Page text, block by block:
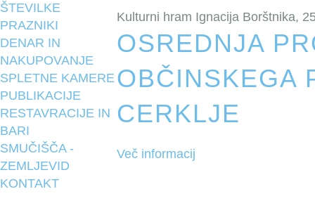
ŠTEVILKE
PRAZNIKI
DENAR IN
NAKUPOVANJE
SPLETNE KAMERE
PUBLIKACIJE
RESTAVRACIJE IN
BARI
SMUČIŠČA -
ZEMLJEVID
KONTAKT
Kulturni hram Ignacija Borštnika,
OSREDNJA
OBČINSKEGA
CERKLJE
Več informacij